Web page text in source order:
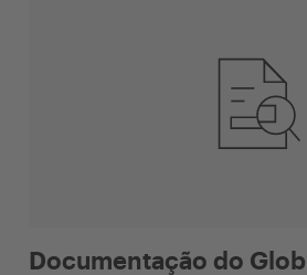
Documentação do